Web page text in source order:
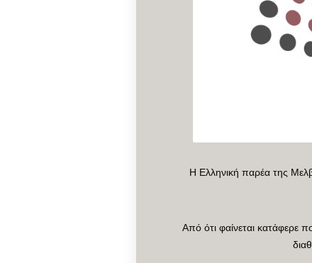
Η Ελληνική παρέα της
Από ότι φαίνεται κατάφερε